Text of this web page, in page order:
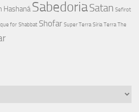
Hashaná SabedoriaSatan Sefirot
que for Shabbat Shofar Super Terra Síria Terra The